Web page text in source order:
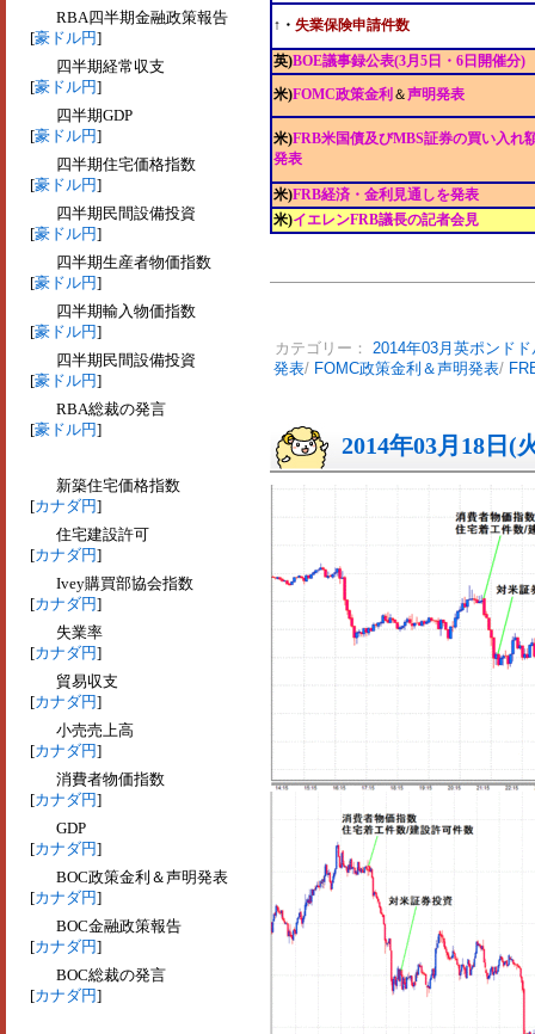
RBA四半期金融政策報告
[豪ドル円]
四半期経常収支
[豪ドル円]
四半期GDP
[豪ドル円]
四半期住宅価格指数
[豪ドル円]
四半期民間設備投資
[豪ドル円]
四半期生産者物価指数
[豪ドル円]
四半期輸入物価指数
[豪ドル円]
四半期民間設備投資
[豪ドル円]
RBA総裁の発言
[豪ドル円]
新築住宅価格指数
[カナダ円]
住宅建設許可
[カナダ円]
Ivey購買部協会指数
[カナダ円]
失業率
[カナダ円]
貿易収支
[カナダ円]
小売売上高
[カナダ円]
消費者物価指数
[カナダ円]
GDP
[カナダ円]
BOC政策金利＆声明発表
[カナダ円]
BOC金融政策報告
[カナダ円]
BOC総裁の発言
[カナダ円]
↑・ 失業保険申請件数
英)BOE議事録公表(3月5日・6日開催分)
米)FOMC政策金利 ＆声明発表
米)FRB米国債及びMBS証券の買い入れ
発表
米)FRB経済・金利見通しを発表
米)イエレンFRB議長の記者会見
カテゴリー： 2014年03月英ポンドド
発表/ FOMC政策金利＆声明発表/
2014年03月18日(